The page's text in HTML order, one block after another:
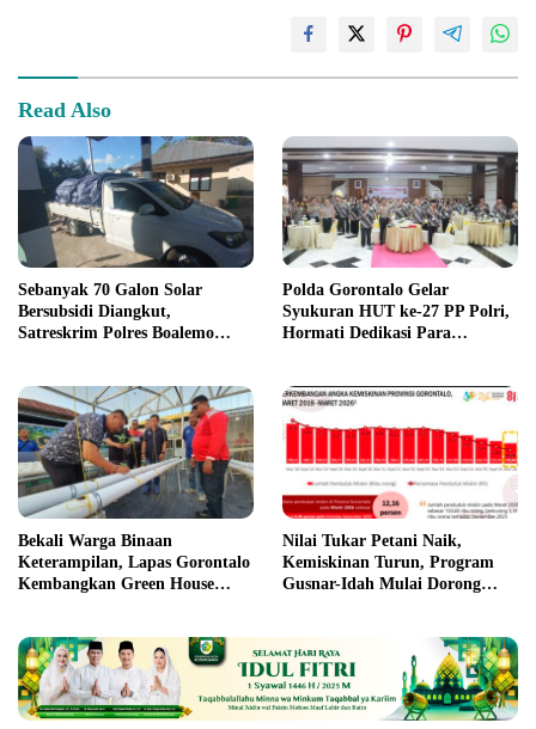
Read Also
Sebanyak 70 Galon Solar
Bersubsidi Diangkut,
Satreskrim Polres Boalemo
Polda Gorontalo Gelar
Syukuran HUT ke-27 PP Polri,
Hormati Dedikasi Para
Bekali Warga Binaan
Keterampilan, Lapas Gorontalo
Kembangkan Green House
Nilai Tukar Petani Naik,
Kemiskinan Turun, Program
Gusnar-Idah Mulai Dorong